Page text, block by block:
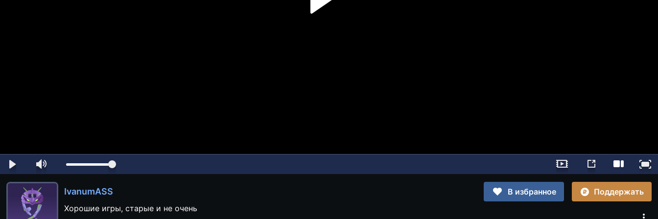
IvanumASS В избранное
Поддержать
Хорошие игры, старые и не очень